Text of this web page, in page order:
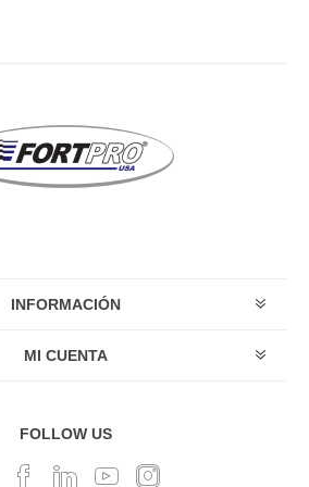
INFORMACIÓN
MI CUENTA
FOLLOW US